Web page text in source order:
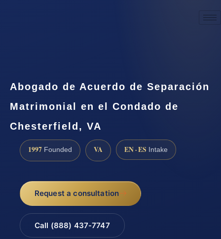
Abogado de Acuerdo de Separación
Matrimonial en el Condado de
Chesterfield, VA
1997 Founded VA EN · ES Intake
Request a consultation
Call (888) 437-7747